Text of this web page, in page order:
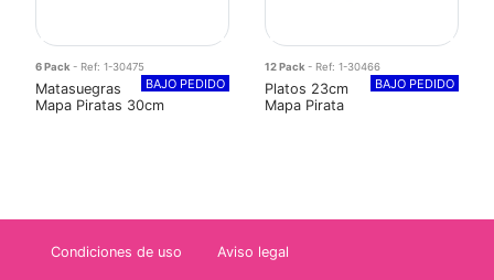
6 Pack- Ref: 1-30475
BAJO PEDIDO
Matasuegras
Mapa Piratas 30cm
12 Pack- Ref: 1-30466
BAJO PEDIDO
Platos 23cm
Mapa Pirata
Condiciones de uso Aviso legal